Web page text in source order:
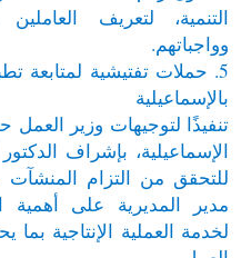
التنمية، لتعريف
وواجباتهم.
5. حملات تفتيشية لمتابعة
بالإسماعيلية
تنفيذًا لتوجيهات وزير
الإسماعيلية، بإشراف
للتحقق من التزام
مدير المديرية على أهمية
لخدمة العملية الإنتاجية